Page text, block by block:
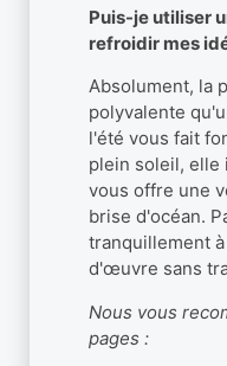
Puis-je utiliser
refroidir mes
Absolument, la
polyvalente
l'été vous fait
plein soleil, elle
vous offre une
brise d'océan.
tranquillement
d'œuvre sans
Nous vous
pages :